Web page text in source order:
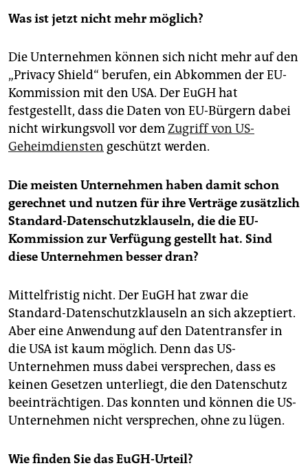
Was ist jetzt nicht mehr möglich?
Die Unternehmen können sich nicht mehr auf den
„Privacy Shield“ berufen, ein Abkommen der EU-
Kommission mit den USA. Der EuGH hat
festgestellt, dass die Daten von EU-Bürgern dabei
nicht wirkungsvoll vor demZugriff von US-
Geheimdiensten geschützt werden.
Die meisten Unternehmen haben damit schon
gerechnet und nutzen für ihre Verträge zusätzlich
Standard-Datenschutzklauseln, die die EU-
Kommission zur Verfügung gestellt hat. Sind
diese Unternehmen besser dran?
Mittelfristig nicht. Der EuGH hat zwar die
Standard-Datenschutzklauseln an sich akzeptiert.
Aber eine Anwendung auf den Datentransfer in
die USA ist kaum möglich. Denn das US-
Unternehmen muss dabei versprechen, dass es
keinen Gesetzen unterliegt, die den Datenschutz
beeinträchtigen. Das konnten und können die US-
Unternehmen nicht versprechen, ohne zu lügen.
Wie finden Sie das EuGH-Urteil?